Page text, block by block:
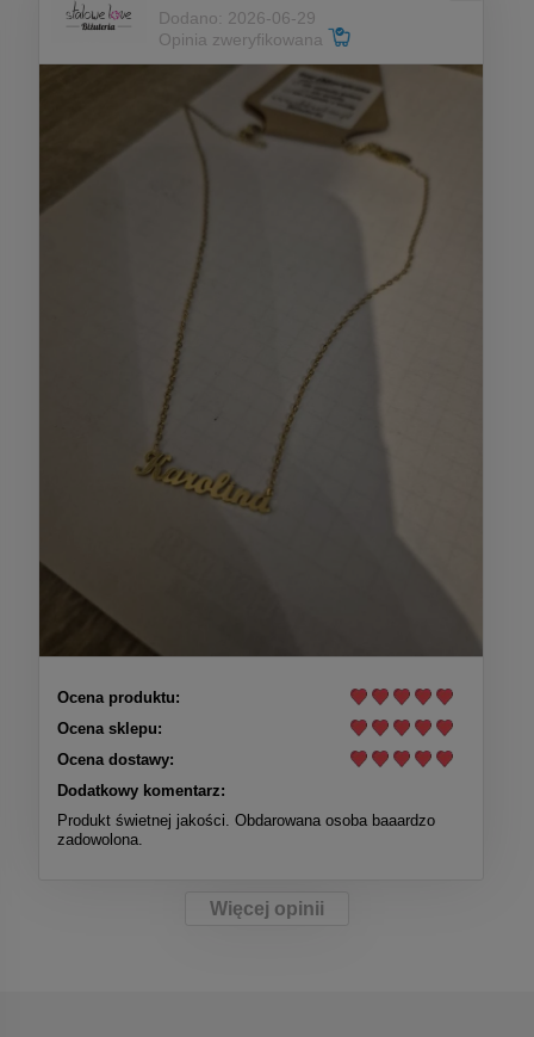
Dodano: 2026-06-29
Opinia zweryfikowana
Ocena produktu:
Ocena sklepu:
Ocena dostawy:
Dodatkowy komentarz:
Produkt świetnej jakości. Obdarowana osoba baaardzo
zadowolona.
Więcej opinii